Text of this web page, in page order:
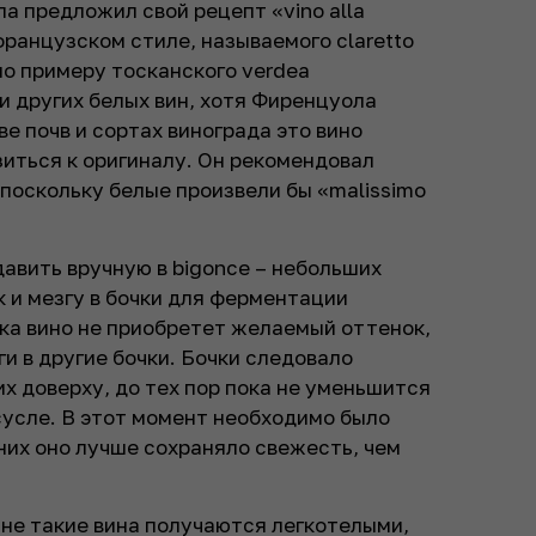
предложил свой рецепт «vino alla
стиле, называемого claretto
примеру тосканского verdea
других белых вин, хотя Фиренцуола
почв и сортах винограда это вино
к оригиналу. Он рекомендовал
белые произвели бы «malissimo
вручную в bigonce – небольших
мезгу в бочки для ферментации
вино не приобретет желаемый оттенок,
в другие бочки. Бочки следовало
доверху, до тех пор пока не уменьшится
В этот момент необходимо было
оно лучше сохраняло свежесть, чем
такие вина получаются легкотелыми,